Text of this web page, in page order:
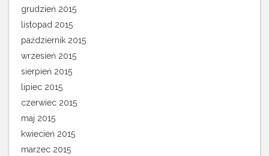
grudzień 2015
listopad 2015
październik 2015
wrzesień 2015
sierpień 2015
lipiec 2015
czerwiec 2015
maj 2015
kwiecień 2015
marzec 2015